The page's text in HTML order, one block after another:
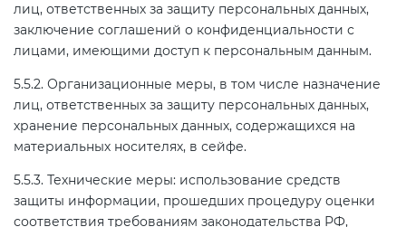
лиц, ответственных за защиту персональных данных,
заключение соглашений о конфиденциальности с
лицами, имеющими доступ к персональным данным.
5.5.2. Организационные меры, в том числе назначение
лиц, ответственных за защиту персональных данных,
хранение персональных данных, содержащихся на
материальных носителях, в сейфе.
5.5.3. Технические меры: использование средств
защиты информации, прошедших процедуру оценки
соответствия требованиям законодательства РФ,